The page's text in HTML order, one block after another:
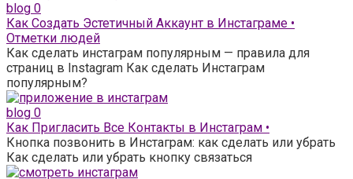
blog 0
Как Создать Эстетичный Аккаунт в Инстаграме •
Отметки людей
Как сделать инстаграм популярным — правила для
страниц в Instagram Как сделать Инстаграм
популярным?
blog 0
Как Пригласить Все Контакты в Инстаграм •
Кнопка позвонить в Инстаграм: как сделать или убрать
Как сделать или убрать кнопку связаться